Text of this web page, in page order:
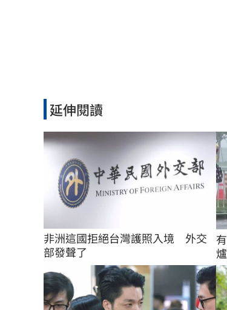
延伸閱讀
非洲這國拒絕台灣護照入境　外交
部發聲了